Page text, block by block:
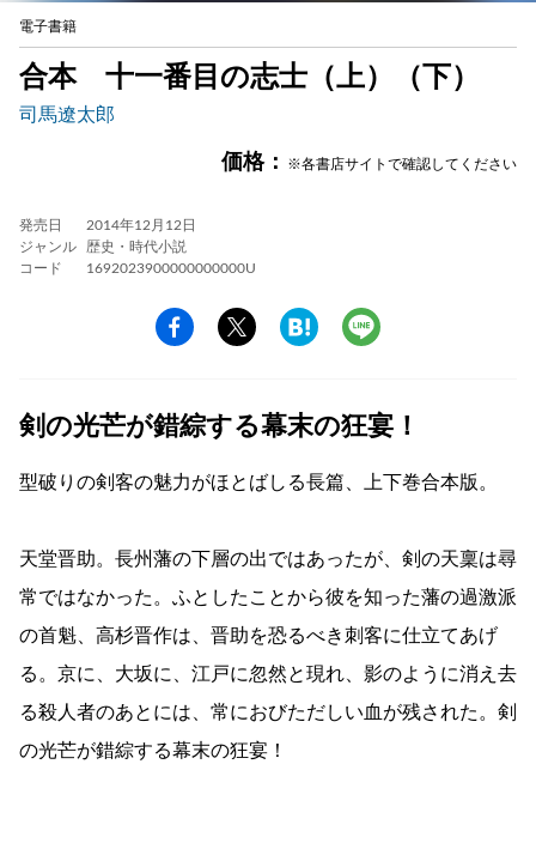
電子書籍
合本 十一番目の志士（上）（下）
司馬遼太郎
価格： ※各書店サイトで確認してください
発売日
2014年12月12日
ジャンル
歴史・時代小説
コード
1692023900000000000U
剣の光芒が錯綜する幕末の狂宴！
型破りの剣客の魅力がほとばしる長篇、上下巻合本版。
天堂晋助。長州藩の下層の出ではあったが、剣の天稟は尋
常ではなかった。ふとしたことから彼を知った藩の過激派
の首魁、高杉晋作は、晋助を恐るべき刺客に仕立てあげ
る。京に、大坂に、江戸に忽然と現れ、影のように消え去
る殺人者のあとには、常におびただしい血が残された。剣
の光芒が錯綜する幕末の狂宴！